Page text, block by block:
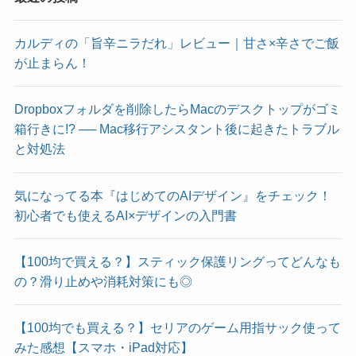
カルディの「旨辛ニラだれ」レビュー｜甘さ×辛さでご飯
が止まらん！
Dropboxフォルダを削除したらMacのデスクトップがゴミ
箱行きに!? ── Mac移行アシスタント後に起きたトラブル
と対処法
気になってる本『はじめてのAIデザイン』をチェック！
初心者でも使えるAI×デザインの入門書
【100均で買える？】スティック保護リングってどんなも
の？滑り止めや消耗対策にも◎
【100均でも買える？】セリアのゲーム用指サック使って
みた感想【スマホ・iPad対応】